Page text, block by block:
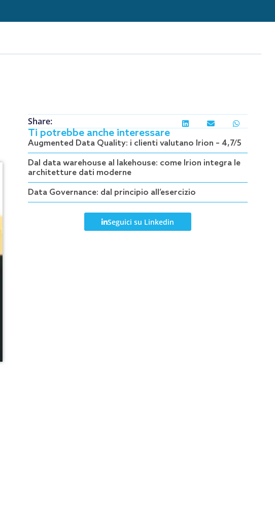
Share:
Ti potrebbe anche interessare
Augmented Data Quality: i clienti valutano Irion – 4,7/5
Dal data warehouse al lakehouse: come Irion integra le
architetture dati moderne
Data Governance: dal principio all’esercizio
Seguici su Linkedin